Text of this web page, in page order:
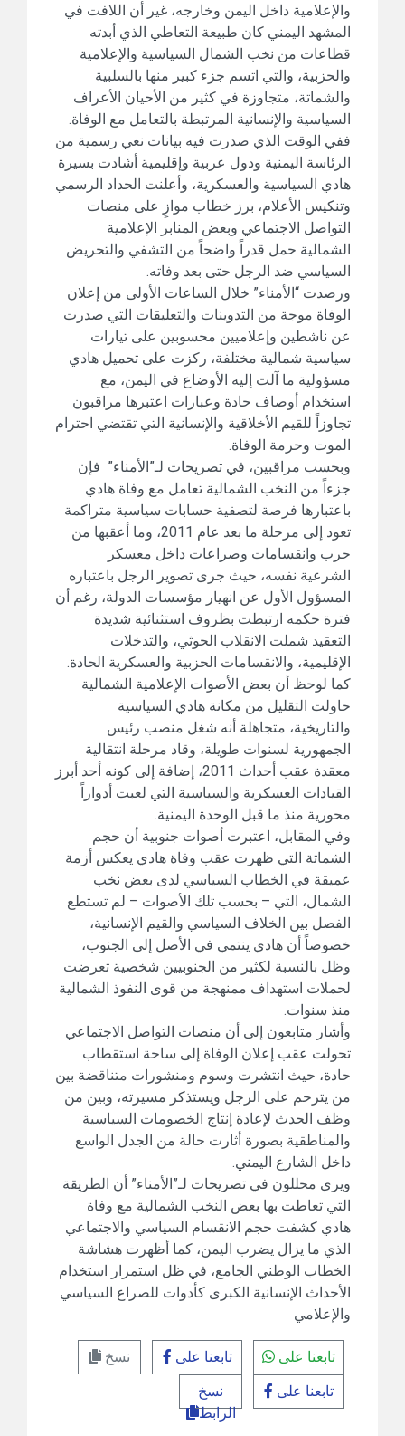
والإعلامية داخل اليمن وخارجه، غير أن اللافت في
المشهد اليمني كان طبيعة التعاطي الذي أبدته
قطاعات من نخب الشمال السياسية والإعلامية
والحزبية، والتي اتسم جزء كبير منها بالسلبية
والشماتة، متجاوزة في كثير من الأحيان الأعراف
السياسية والإنسانية المرتبطة بالتعامل مع الوفاة.
ففي الوقت الذي صدرت فيه بيانات نعي رسمية من
الرئاسة اليمنية ودول عربية وإقليمية أشادت بسيرة
هادي السياسية والعسكرية، وأعلنت الحداد الرسمي
وتنكيس الأعلام، برز خطاب موازٍ على منصات
التواصل الاجتماعي وبعض المنابر الإعلامية
الشمالية حمل قدراً واضحاً من التشفي والتحريض
السياسي ضد الرجل حتى بعد وفاته.
ورصدت “الأمناء” خلال الساعات الأولى من إعلان
الوفاة موجة من التدوينات والتعليقات التي صدرت
عن ناشطين وإعلاميين محسوبين على تيارات
سياسية شمالية مختلفة، ركزت على تحميل هادي
مسؤولية ما آلت إليه الأوضاع في اليمن، مع
استخدام أوصاف حادة وعبارات اعتبرها مراقبون
تجاوزاً للقيم الأخلاقية والإنسانية التي تقتضي احترام
الموت وحرمة الوفاة.
وبحسب مراقبين، في تصريحات لـ”الأمناء” فإن
جزءاً من النخب الشمالية تعامل مع وفاة هادي
باعتبارها فرصة لتصفية حسابات سياسية متراكمة
تعود إلى مرحلة ما بعد عام 2011، وما أعقبها من
حرب وانقسامات وصراعات داخل معسكر
الشرعية نفسه، حيث جرى تصوير الرجل باعتباره
المسؤول الأول عن انهيار مؤسسات الدولة، رغم أن
فترة حكمه ارتبطت بظروف استثنائية شديدة
التعقيد شملت الانقلاب الحوثي، والتدخلات
الإقليمية، والانقسامات الحزبية والعسكرية الحادة.
كما لوحظ أن بعض الأصوات الإعلامية الشمالية
حاولت التقليل من مكانة هادي السياسية
والتاريخية، متجاهلة أنه شغل منصب رئيس
الجمهورية لسنوات طويلة، وقاد مرحلة انتقالية
معقدة عقب أحداث 2011، إضافة إلى كونه أحد أبرز
القيادات العسكرية والسياسية التي لعبت أدواراً
محورية منذ ما قبل الوحدة اليمنية.
وفي المقابل، اعتبرت أصوات جنوبية أن حجم
الشماتة التي ظهرت عقب وفاة هادي يعكس أزمة
عميقة في الخطاب السياسي لدى بعض نخب
الشمال، التي – بحسب تلك الأصوات – لم تستطع
الفصل بين الخلاف السياسي والقيم الإنسانية،
خصوصاً أن هادي ينتمي في الأصل إلى الجنوب،
وظل بالنسبة لكثير من الجنوبيين شخصية تعرضت
لحملات استهداف ممنهجة من قوى النفوذ الشمالية
منذ سنوات.
وأشار متابعون إلى أن منصات التواصل الاجتماعي
تحولت عقب إعلان الوفاة إلى ساحة استقطاب
حادة، حيث انتشرت وسوم ومنشورات متناقضة بين
من يترحم على الرجل ويستذكر مسيرته، وبين من
وظف الحدث لإعادة إنتاج الخصومات السياسية
والمناطقية بصورة أثارت حالة من الجدل الواسع
داخل الشارع اليمني.
ويرى محللون في تصريحات لـ”الأمناء” أن الطريقة
التي تعاطت بها بعض النخب الشمالية مع وفاة
هادي كشفت حجم الانقسام السياسي والاجتماعي
الذي ما يزال يضرب اليمن، كما أظهرت هشاشة
الخطاب الوطني الجامع، في ظل استمرار استخدام
الأحداث الإنسانية الكبرى كأدوات للصراع السياسي
والإعلامي
تابعنا على تابعنا على
نسخ
تابعنا على
نسخ
الرابط